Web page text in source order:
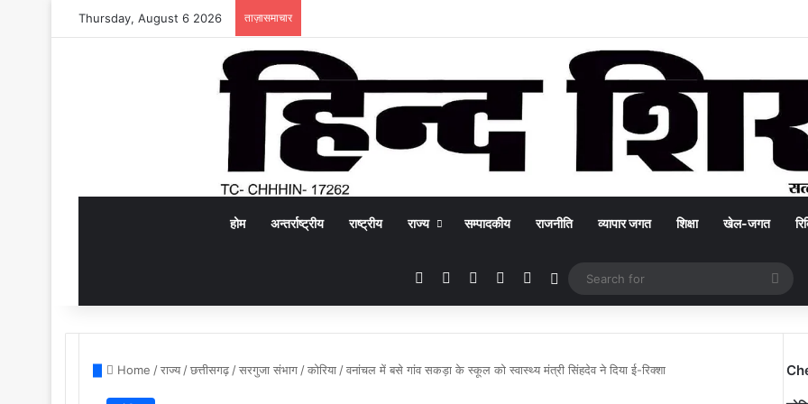
Thursday, August 6 2026 ताज़ासमाचार
होम अन्तर्राष्ट्रीय राष्ट्रीय राज्य सम्पादकीय राजनीति व्यापार जगत शिक्षा खेल-जगत
Facebook YouTubeInstagramWhatsApp
Switch skin
for
Home /राज्य/छत्तीसगढ़/सरगुजा संभाग/कोरिया/वनांचल में बसे गांव सकड़ा के स्कूल को स्वास्थ्य मंत्री सिंहदेव ने दिया ई-रिक्शा